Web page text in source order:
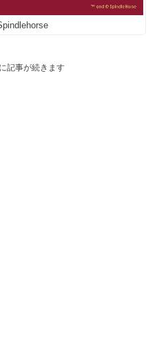
記事が続きます